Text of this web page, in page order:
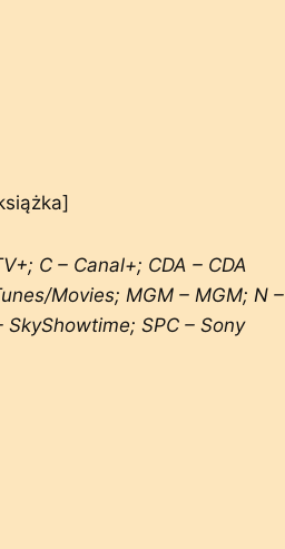
C – Canal+; CDA – CDA
Movies; MGM – MGM; N –
SPC – Sony